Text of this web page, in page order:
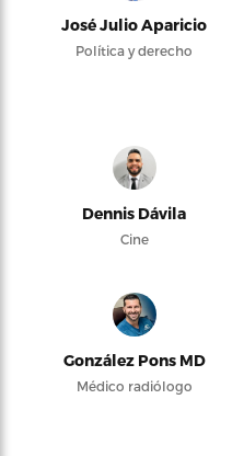
José Julio Aparicio
Política y derecho
Dennis Dávila
Cine
González Pons MD
Médico radiólogo